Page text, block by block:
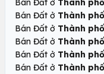
Bán Đất ở Thành
Bán Đất ở Thành
Bán Đất ở Thành
Bán Đất ở Thành
Bán Đất ở Thành
Bán Đất ở Thành